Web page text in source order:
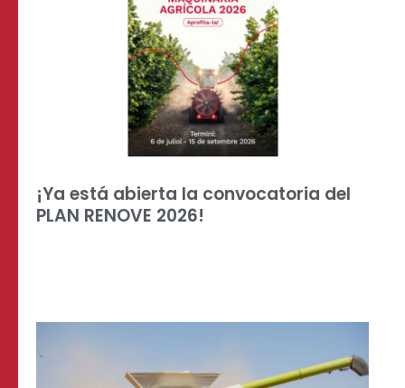
¡Ya está abierta la convocatoria del
PLAN RENOVE 2026!